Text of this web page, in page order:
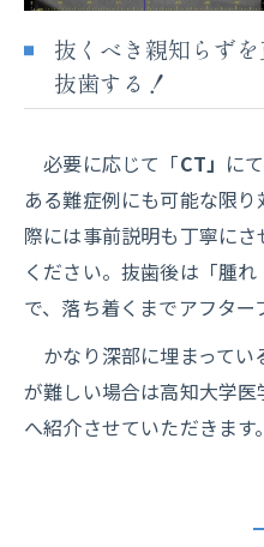
抜くべき親知らず
抜歯する！
必要に応じて「CT」 に
ある難症例にも可能な限
際には事前説明も丁寧に
ください。抜歯後は「腫
で、落ち着くまでアフター
かなり深部に埋まってい
が難しい場合は高知大学
へ紹介させていただきます。